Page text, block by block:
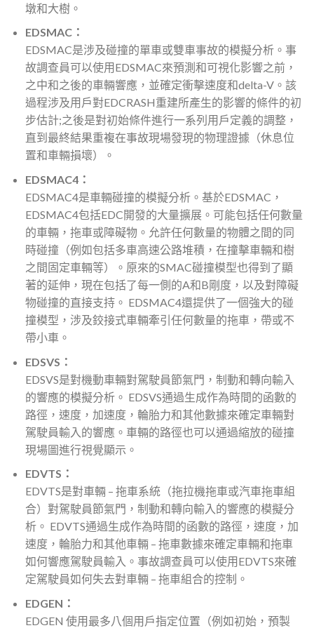
墩和大樹。
EDSMAC：
EDSMAC是涉及碰撞的單車或雙車事故的模擬分析。事
故調查員可以使用EDSMAC來預測和可視化影響之前，
之中和之後的車輛響應，並確定衝擊速度和delta-V。該
過程涉及用戶對EDCRASH重建所產生的影響的條件的初
步估計;之後是對初始條件進行一系列用戶定義的調整，
直到最終結果重複在事故現場發現的物理證據（休息位
置和車輛損壞）。
EDSMAC4：
EDSMAC4是車輛碰撞的模擬分析。基於EDSMAC，
EDSMAC4包括EDC開發的大量擴展。可能包括任何數量
的車輛，拖車或障礙物。允許任何數量的物體之間的同
時碰撞（例如包括多車高速公路堆積，在撞擊車輛和樹
之間固定車輛等）。原來的SMAC碰撞模型也得到了顯
著的延伸，現在包括了每一側的A和B剛度，以及對障礙
物碰撞的直接支持。 EDSMAC4還提供了一個強大的碰
撞模型，涉及鉸接式車輛牽引任何數量的拖車，帶或不
帶小車。
EDSVS：
EDSVS是對機動車輛對駕駛員節氣門，制動和轉向輸入
的響應的模擬分析。 EDSVS通過生成作為時間的函數的
路徑，速度，加速度，輪胎力和其他數據來確定車輛對
駕駛員輸入的響應。車輛的路徑也可以通過縮放的碰撞
現場圖進行視覺顯示。
EDVTS：
EDVTS是對車輛 – 拖車系統（拖拉機拖車或汽車拖車組
合）對駕駛員節氣門，制動和轉向輸入的響應的模擬分
析。 EDVTS通過生成作為時間的函數的路徑，速度，加
速度，輪胎力和其他車輛 – 拖車數據來確定車輛和拖車
如何響應駕駛員輸入。事故調查員可以使用EDVTS來確
定駕駛員如何失去對車輛 – 拖車組合的控制。
EDGEN：
EDGEN 使用最多八個用戶指定位置（例如初始，預製